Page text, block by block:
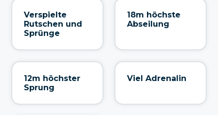
Verspielte
Rutschen und
Sprünge
18m höchste
Abseilung
12m höchster
Sprung
Viel Adrenalin